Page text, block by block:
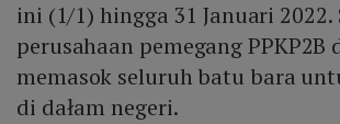
ini (1/1) hingga 31 Januari 2022.
perusahaan pemegang PPKP2B
memasok seluruh batu bara
di dałam negeri.